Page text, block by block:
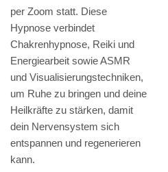
per Zoom statt. Diese
Hypnose verbindet
Chakrenhypnose, Reiki und
Energiearbeit sowie ASMR
und Visualisierungstechniken,
um Ruhe zu bringen und deine
Heilkräfte zu stärken, damit
dein Nervensystem sich
entspannen und regenerieren
kann.